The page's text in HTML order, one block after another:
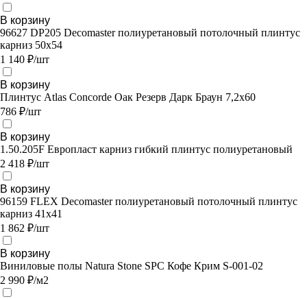
В корзину
96627 DP205 Decomaster полиуретановый потолочный плинтус
карниз 50х54
1 140 ₽/шт
В корзину
Плинтус Atlas Concorde Оак Резерв Дарк Браун 7,2х60
786 ₽/шт
В корзину
1.50.205F Европласт карниз гибкий плинтус полиуретановый
2 418 ₽/шт
В корзину
96159 FLEX Decomaster полиуретановый потолочный плинтус
карниз 41х41
1 862 ₽/шт
В корзину
Виниловые полы Natura Stone SPC Кофе Крим S-001-02
2 990 ₽/м2